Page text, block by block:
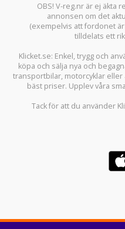
OBS! V-reg.nr är ej äkta
annonsen om det
(exempelvis att fordonet
tilldelats ett
Klicket.se: Enkel, trygg och
köpa och sälja nya och
transportbilar, motorcyklar eller
bäst priser. Upplev våra
Tack för att du använder